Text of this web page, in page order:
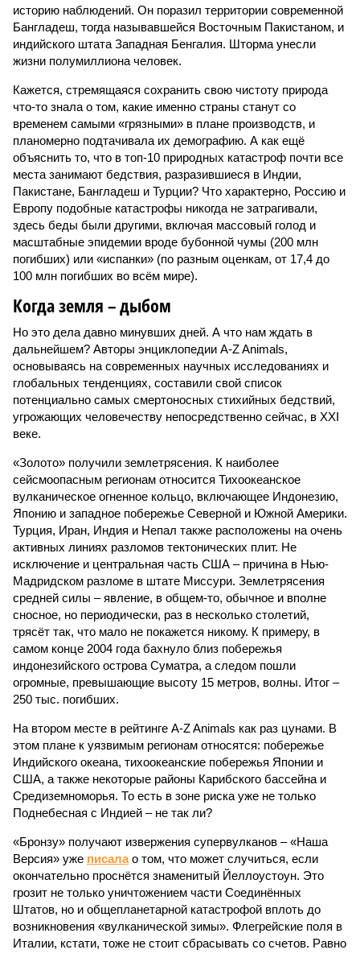
историю наблюдений. Он поразил территории современной
Бангладеш, тогда называвшейся Восточным Пакистаном, и
индийского штата Западная Бенгалия. Шторма унесли
жизни полумиллиона человек.
Кажется, стремящаяся сохранить свою чистоту природа
что-то знала о том, какие именно страны станут со
временем самыми «грязными» в плане производств, и
планомерно подтачивала их демографию. А как ещё
объяснить то, что в топ-10 природных катастроф почти все
места занимают бедствия, разразившиеся в Индии,
Пакистане, Бангладеш и Турции? Что характерно, Россию и
Европу подобные катастрофы никогда не затрагивали,
здесь беды были другими, включая массовый голод и
масштабные эпидемии вроде бубонной чумы (200 млн
погибших) или «испанки» (по разным оценкам, от 17,4 до
100 млн погибших во всём мире).
Когда земля – дыбом
Но это дела давно минувших дней. А что нам ждать в
дальнейшем? Авторы энциклопедии A-Z Animals,
основываясь на современных научных исследованиях и
глобальных тенденциях, составили свой список
потенциально самых смертоносных стихийных бедствий,
угрожающих человечеству непосредственно сейчас, в XXI
веке.
«Золото» получили землетрясения. К наиболее
сейсмоопасным регионам относится Тихоокеанское
вулканическое огненное кольцо, включающее Индонезию,
Японию и западное побережье Северной и Южной Америки.
Турция, Иран, Индия и Непал также расположены на очень
активных линиях разломов тектонических плит. Не
исключение и центральная часть США – причина в Нью-
Мадридском разломе в штате Миссури. Землетрясения
средней силы – явление, в общем-то, обычное и вполне
сносное, но периодически, раз в несколько столетий,
трясёт так, что мало не покажется никому. К примеру, в
самом конце 2004 года бахнуло близ побережья
индонезийского острова Суматра, а следом пошли
огромные, превышающие высоту 15 метров, волны. Итог –
250 тыс. погибших.
На втором месте в рейтинге A-Z Animals как раз цунами. В
этом плане к уязвимым регионам относятся: побережье
Индийского океана, тихо­океанские побережья Японии и
США, а также некоторые районы Карибского бассейна и
Средиземноморья. То есть в зоне риска уже не только
Поднебесная с Индией – не так ли?
«Бронзу» получают извержения супервулканов – «Наша
Версия» уже писалао том, что может случиться, если
окончательно проснётся знаменитый Йеллоустоун. Это
грозит не только уничтожением части Соединённых
Штатов, но и общепланетарной катастрофой вплоть до
возникновения «вулканической зимы». Флегрейские поля в
Италии, кстати, тоже не стоит сбрасывать со счетов. Равно